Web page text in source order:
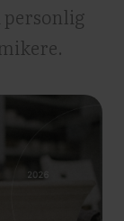
personlig